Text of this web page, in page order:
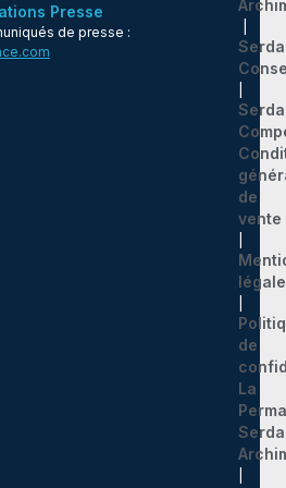
Presse
de presse :
Serda
Serda
de
vente
de
La
Serda